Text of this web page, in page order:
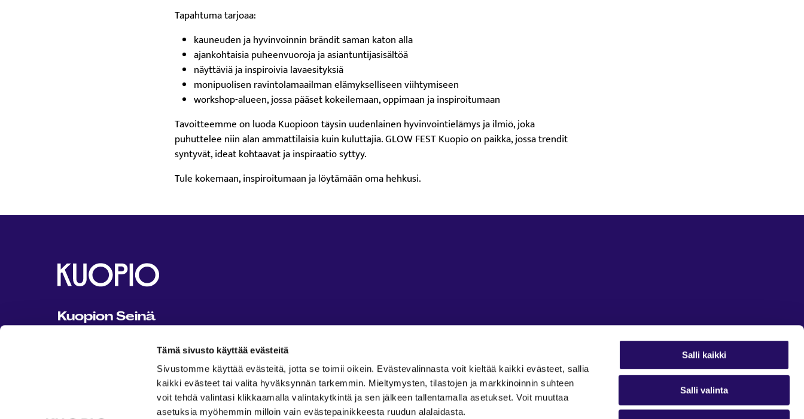
Tämä sivusto käyttää evästeitä
Sivustomme käyttää evästeitä, jotta se toimii oikein. Evästevalinnasta voit kieltää kaikki evästeet, sallia
kaikki evästeet tai valita hyväksynnän tarkemmin. Mieltymysten, tilastojen ja markkinoinnin suhteen
voit tehdä valintasi klikkaamalla valintakytkintä ja sen jälkeen tallentamalla asetukset. Voit muuttaa
asetuksia myöhemmin milloin vain evästepainikkeesta ruudun alalaidasta.
Salli kaikki
Salli valinta
Tapahtuma tarjoaa:
kauneuden ja hyvinvoinnin brändit saman katon alla
ajankohtaisia puheenvuoroja ja asiantuntijasisältöä
näyttäviä ja inspiroivia lavaesityksiä
monipuolisen ravintolamaailman elämykselliseen viihtymiseen
workshop-alueen, jossa pääset kokeilemaan, oppimaan ja inspiroitumaan
Tavoitteemme on luoda Kuopioon täysin uudenlainen hyvinvointielämys ja ilmiö, joka
puhuttelee niin alan ammattilaisia kuin kuluttajia. GLOW FEST Kuopio on paikka, jossa trendit
syntyvät, ideat kohtaavat ja inspiraatio syttyy.
Tule kokemaan, inspiroitumaan ja löytämään oma hehkusi.
Kuopion Seinä
ylläpitämä kaikille avoin ja maksuton
tapahtuma- ja harrastusportaali.
Ota yhteyttä: seina@kuopio.fi